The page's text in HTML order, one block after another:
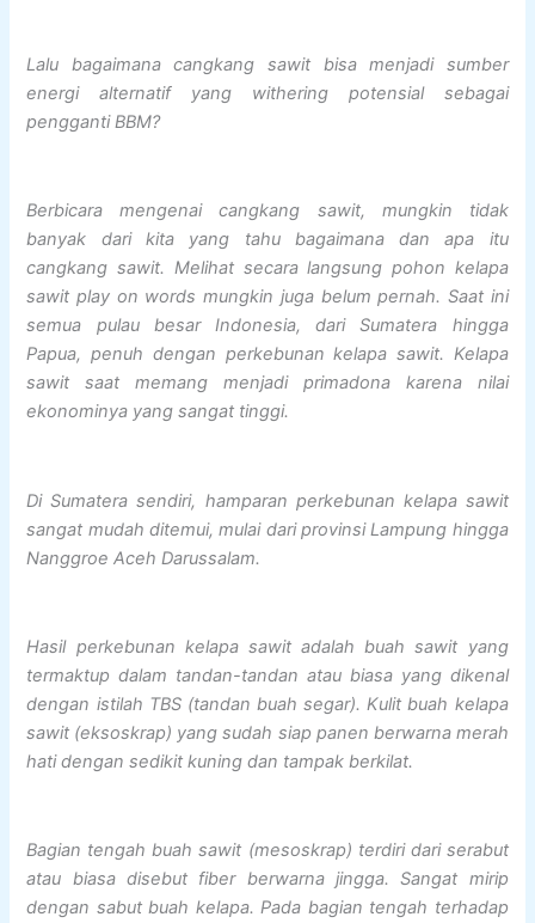
Lalu bagaimana cangkang sawit bisa menjadi sumber
energi alternatif yang withering potensial sebagai
pengganti BBM?
Berbicara mengenai cangkang sawit, mungkin tidak
banyak dari kita yang tahu bagaimana dan apa itu
cangkang sawit. Melihat secara langsung pohon kelapa
sawit play on words mungkin juga belum pernah. Saat ini
semua pulau besar Indonesia, dari Sumatera hingga
Papua, penuh dengan perkebunan kelapa sawit. Kelapa
sawit saat memang menjadi primadona karena nilai
ekonominya yang sangat tinggi.
Di Sumatera sendiri, hamparan perkebunan kelapa sawit
sangat mudah ditemui, mulai dari provinsi Lampung hingga
Nanggroe Aceh Darussalam.
Hasil perkebunan kelapa sawit adalah buah sawit yang
termaktup dalam tandan-tandan atau biasa yang dikenal
dengan istilah TBS (tandan buah segar). Kulit buah kelapa
sawit (eksoskrap) yang sudah siap panen berwarna merah
hati dengan sedikit kuning dan tampak berkilat.
Bagian tengah buah sawit (mesoskrap) terdiri dari serabut
atau biasa disebut fiber berwarna jingga. Sangat mirip
dengan sabut buah kelapa. Pada bagian tengah terhadap